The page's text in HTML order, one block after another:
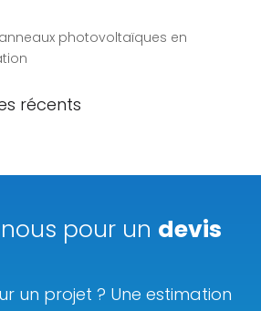
photovoltaïques en
récents
pour un devis
un projet ? Une estimation